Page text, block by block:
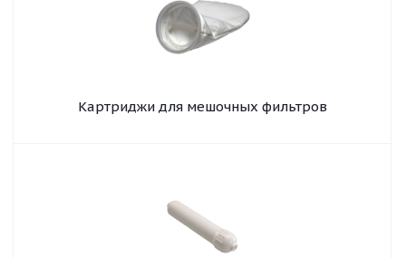
Картриджи для мешочных фильтров